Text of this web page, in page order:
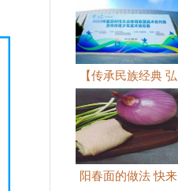
【传承民族经典 弘
扬中华
阳春面的做法 快来